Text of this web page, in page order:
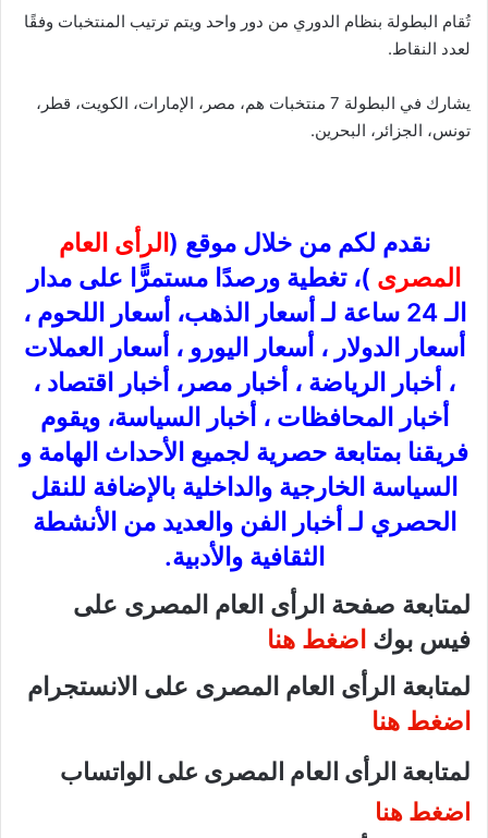
تُقام البطولة بنظام الدوري من دور واحد ويتم ترتيب المنتخبات وفقًا
لعدد النقاط.
يشارك في البطولة 7 منتخبات هم، مصر، الإمارات، الكويت، قطر،
تونس، الجزائر، البحرين.
نقدم لكم من خلال موقع ( الرأى العام
المصرى )، تغطية ورصدًا مستمرًّا على مدار
الـ 24 ساعة لـ أسعار الذهب، أسعار اللحوم ،
أسعار الدولار ، أسعار اليورو ، أسعار العملات
، أخبار الرياضة ، أخبار مصر، أخبار اقتصاد ،
أخبار المحافظات ، أخبار السياسة، ويقوم
فريقنا بمتابعة حصرية لجميع الأحداث الهامة و
السياسة الخارجية والداخلية بالإضافة للنقل
الحصري لـ أخبار الفن والعديد من الأنشطة
الثقافية والأدبية.
لمتابعة صفحة الرأى العام المصرى على
فيس بوك اضغط هنا
لمتابعة الرأى العام المصرى على الانستجرام
اضغط هنا
لمتابعة الرأى العام المصرى على الواتساب
اضغط هنا